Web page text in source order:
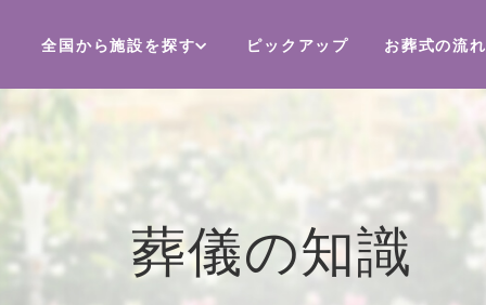
全国から施設を探す ピックアップ お葬式の流れ
葬儀の知識